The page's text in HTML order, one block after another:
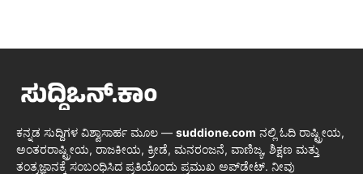
ಕನ್ನಡ ಸುದ್ದಿಗಳ ವಿಶ್ವಾಸಾರ್ಹ ಮೂಲ — suddione.com ನಲ್ಲಿ ಓದಿ ರಾಷ್ಟ್ರೀಯ,
ಅಂತರರಾಷ್ಟ್ರೀಯ, ರಾಜಕೀಯ, ಕ್ರೀಡೆ, ಮನರಂಜನೆ, ವಾಣಿಜ್ಯ, ಶಿಕ್ಷಣ ಮತ್ತು
ತಂತ್ರಜ್ಞಾನಕ್ಕೆ ಸಂಬಂಧಿಸಿದ ಪ್ರತಿಯೊಂದು ಪ್ರಮುಖ ಅಪ್‌ಡೇಟ್. ನೀವು